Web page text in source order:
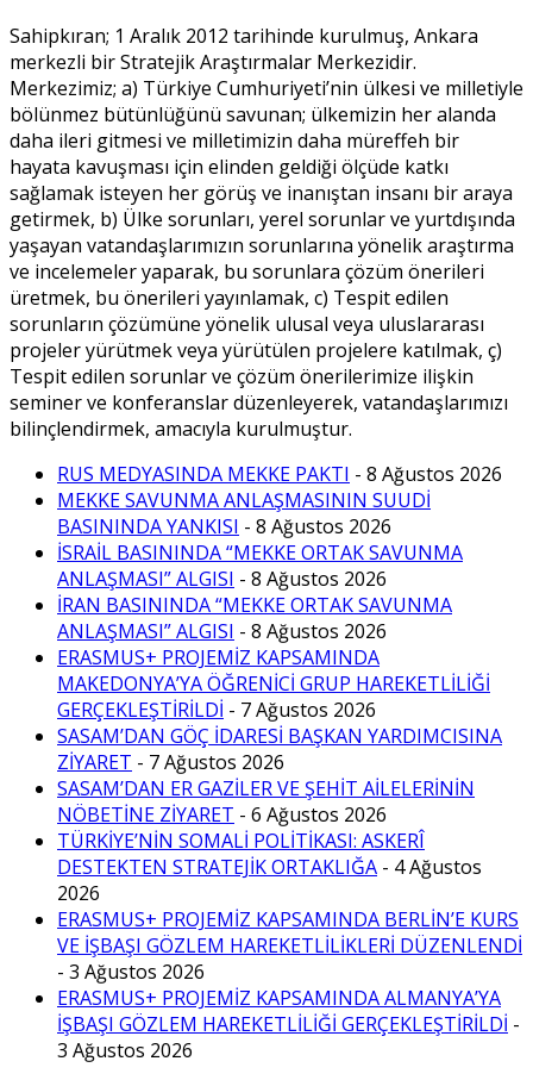
Sahipkıran; 1 Aralık 2012 tarihinde kurulmuş, Ankara
merkezli bir Stratejik Araştırmalar Merkezidir.
Merkezimiz; a) Türkiye Cumhuriyeti’nin ülkesi ve milletiyle
bölünmez bütünlüğünü savunan; ülkemizin her alanda
daha ileri gitmesi ve milletimizin daha müreffeh bir
hayata kavuşması için elinden geldiği ölçüde katkı
sağlamak isteyen her görüş ve inanıştan insanı bir araya
getirmek, b) Ülke sorunları, yerel sorunlar ve yurtdışında
yaşayan vatandaşlarımızın sorunlarına yönelik araştırma
ve incelemeler yaparak, bu sorunlara çözüm önerileri
üretmek, bu önerileri yayınlamak, c) Tespit edilen
sorunların çözümüne yönelik ulusal veya uluslararası
projeler yürütmek veya yürütülen projelere katılmak, ç)
Tespit edilen sorunlar ve çözüm önerilerimize ilişkin
seminer ve konferanslar düzenleyerek, vatandaşlarımızı
bilinçlendirmek, amacıyla kurulmuştur.
RUS MEDYASINDA MEKKE PAKTI - 8 Ağustos 2026
MEKKE SAVUNMA ANLAŞMASININ SUUDİ
BASININDA YANKISI - 8 Ağustos 2026
İSRAİL BASININDA “MEKKE ORTAK SAVUNMA
ANLAŞMASI” ALGISI - 8 Ağustos 2026
İRAN BASININDA “MEKKE ORTAK SAVUNMA
ANLAŞMASI” ALGISI - 8 Ağustos 2026
ERASMUS+ PROJEMİZ KAPSAMINDA
MAKEDONYA’YA ÖĞRENİCİ GRUP HAREKETLİLİĞİ
GERÇEKLEŞTİRİLDİ - 7 Ağustos 2026
SASAM’DAN GÖÇ İDARESİ BAŞKAN YARDIMCISINA
ZİYARET - 7 Ağustos 2026
SASAM’DAN ER GAZİLER VE ŞEHİT AİLELERİNİN
NÖBETİNE ZİYARET - 6 Ağustos 2026
TÜRKİYE’NİN SOMALİ POLİTİKASI: ASKERÎ
DESTEKTEN STRATEJİK ORTAKLIĞA - 4 Ağustos
2026
ERASMUS+ PROJEMİZ KAPSAMINDA BERLİN’E KURS
VE İŞBAŞI GÖZLEM HAREKETLİLİKLERİ DÜZENLENDİ
- 3 Ağustos 2026
ERASMUS+ PROJEMİZ KAPSAMINDA ALMANYA’YA
İŞBAŞI GÖZLEM HAREKETLİLİĞİ GERÇEKLEŞTİRİLDİ -
3 Ağustos 2026